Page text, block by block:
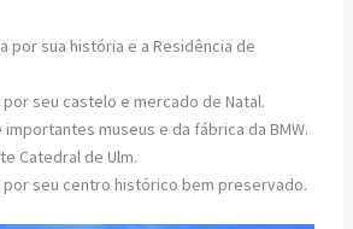
por sua história e a Residência de
por seu castelo e mercado de Natal.
importantes museus e da fábrica da BMW.
Catedral de Ulm.
por seu centro histórico bem preservado.